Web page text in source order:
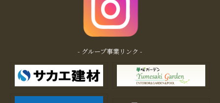
- グループ事業リンク -